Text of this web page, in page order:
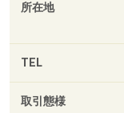
所在地
TEL
取引態様